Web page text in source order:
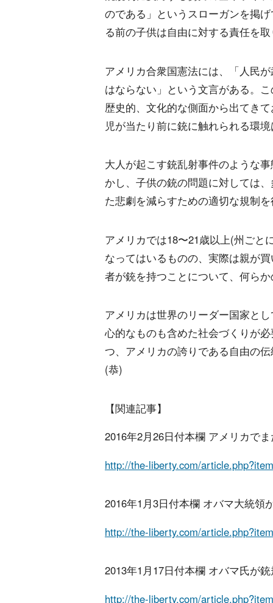
のである」というスローガンを掲
る前の子供は自由に対する責任を
アメリカ合衆国憲法には、「人民
はならない」という文言がある。
歴史的、文化的な側面から出てき
児が当たり前に銃に触れられる環
大人が起こす銃乱射事件のような
かし、子供の銃の問題に対しては
た悲劇を減らすための適切な規制
アメリカでは18〜21歳以上(州ごと
なってはいるものの、実際は親が
者が銃を持つことについて、何ら
アメリカは世界のリーダー国家と
心的なものも含めた社会づくりが
つ、アメリカの誇りである自由の
(恭)
【関連記事】
2016年2月26日付本欄 アメリカで
http://the-liberty.com/
2016年1月3日付本欄 オバマ大統領
http://the-liberty.com/
2013年1月17日付本欄 オバマ氏が
http://the-liberty.com/